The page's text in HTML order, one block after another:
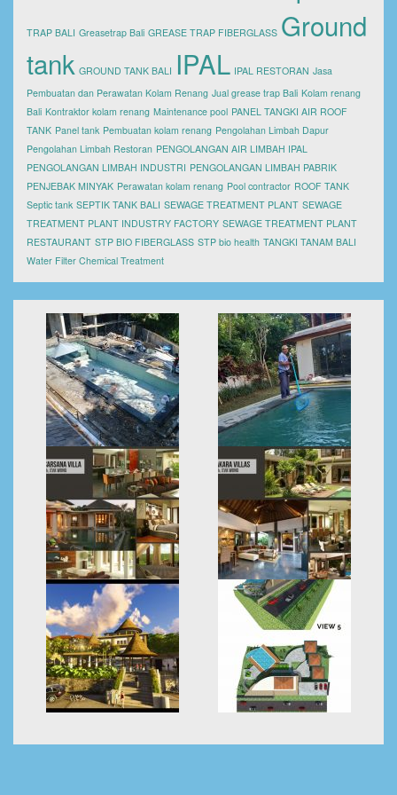
TRAP BALI Greasetrap Bali GREASE TRAP FIBERGLASS Ground
tank GROUND TANK BALI IPAL IPAL RESTORAN Jasa
Pembuatan dan Perawatan Kolam Renang Jual grease trap Bali Kolam renang
Bali Kontraktor kolam renang Maintenance pool PANEL TANGKI AIR ROOF
TANK Panel tank Pembuatan kolam renang Pengolahan Limbah Dapur
Pengolahan Limbah Restoran PENGOLANGAN AIR LIMBAH IPAL
PENGOLANGAN LIMBAH INDUSTRI PENGOLANGAN LIMBAH PABRIK
PENJEBAK MINYAK Perawatan kolam renang Pool contractor ROOF TANK
Septic tank SEPTIK TANK BALI SEWAGE TREATMENT PLANT SEWAGE
TREATMENT PLANT INDUSTRY FACTORY SEWAGE TREATMENT PLANT
RESTAURANT STP BIO FIBERGLASS STP bio health TANGKI TANAM BALI
Water Filter Chemical Treatment